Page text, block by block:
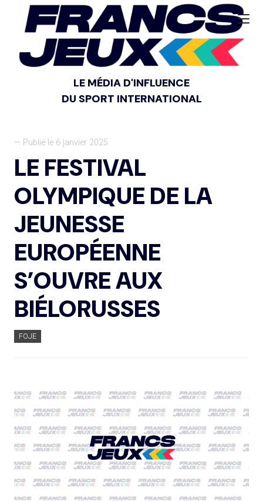
LE MÉDIA D'INFLUENCE
DU SPORT INTERNATIONAL
— Publié le 6 janvier 2025
LE FESTIVAL
OLYMPIQUE DE LA
JEUNESSE
EUROPÉENNE
S’OUVRE AUX
BIÉLORUSSES
FOJE